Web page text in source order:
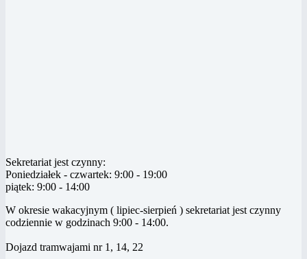
Sekretariat jest czynny:
Poniedziałek - czwartek: 9:00 - 19:00
piątek: 9:00 - 14:00
W okresie wakacyjnym ( lipiec-sierpień ) sekretariat jest czynny
codziennie w godzinach 9:00 - 14:00.
Dojazd tramwajami nr 1, 14, 22